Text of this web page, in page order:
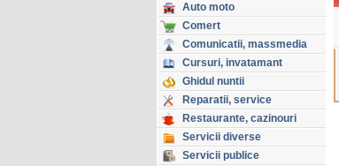
Auto moto
Comert
Comunicatii, massmedia
Cursuri, invatamant
Ghidul nuntii
Reparatii, service
Restaurante, cazinouri
Servicii diverse
Servicii publice